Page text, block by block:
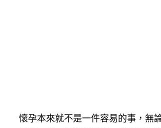
懷孕本來就不是一件容易的事，無